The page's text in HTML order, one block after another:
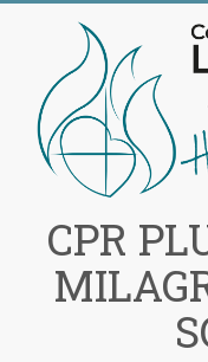
contenido
CPR